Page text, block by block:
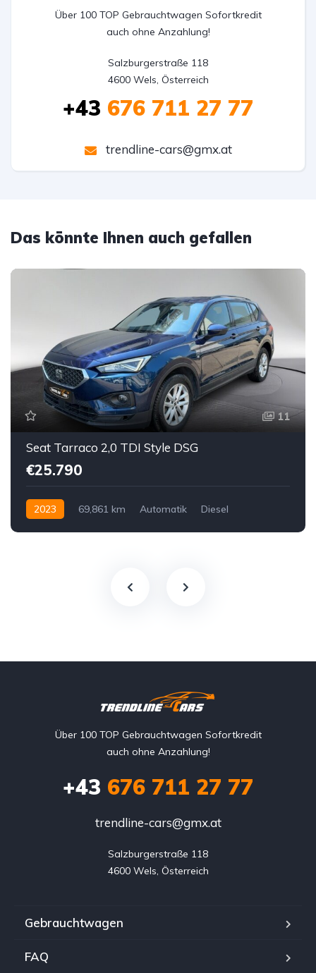
Über 100 TOP Gebrauchtwagen Sofortkredit
auch ohne Anzahlung!
Salzburgerstraße 118
4600 Wels, Österreich
+43 676 711 27 77
trendline-cars@gmx.at
Das könnte Ihnen auch gefallen
11
Seat Tarraco 2,0 TDI Style DSG
€25.790
2023 69,861 km Automatik
Diesel
Über 100 TOP Gebrauchtwagen Sofortkredit
auch ohne Anzahlung!
+43 676 711 27 77
trendline-cars@gmx.at
Salzburgerstraße 118
4600 Wels, Österreich
Gebrauchtwagen
FAQ